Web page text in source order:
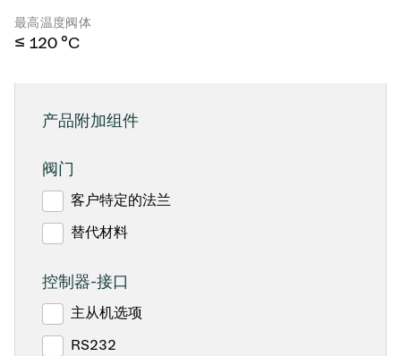
最高温度阀体
≤ 120 °C
产品附加组件
阀门
客户特定的法兰
替代材料
控制器-接口
主从机选项
RS232